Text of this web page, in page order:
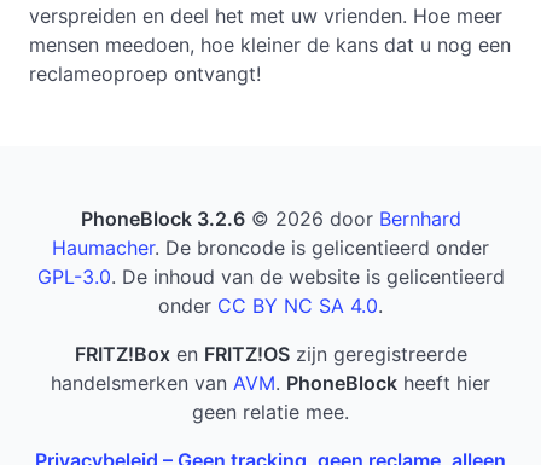
verspreiden en deel het met uw vrienden. Hoe meer
mensen meedoen, hoe kleiner de kans dat u nog een
reclameoproep ontvangt!
PhoneBlock 3.2.6© 2026 door Bernhard
Haumacher. De broncode is gelicentieerd onder
GPL-3.0. De inhoud van de website is gelicentieerd
onder CC BY NC SA 4.0.
FRITZ!Boxen FRITZ!OSzijn geregistreerde
handelsmerken van AVM. PhoneBlock heeft hier
geen relatie mee.
Privacybeleid – Geen tracking, geen reclame, alleen